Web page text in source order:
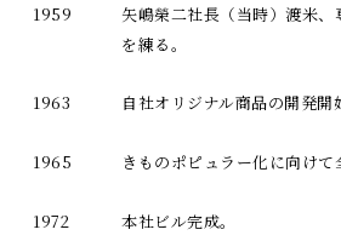
1959
矢嶋榮二社長（当時）渡米
を練る。
1963 自社オリジナル商品の開発開
1965 きものポピュラー化に向けて
1972 本社ビル完成。